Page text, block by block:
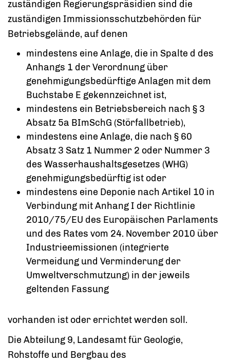
zuständigen Regierungspräsidien sind die
zuständigen Immissionsschutzbehörden für
Betriebsgelände, auf denen
mindestens eine Anlage, die in Spalte d des
Anhangs 1 der Verordnung über
genehmigungsbedürftige Anlagen mit dem
Buchstabe E gekennzeichnet ist,
mindestens ein Betriebsbereich nach § 3
Absatz 5a BImSchG (Störfallbetrieb),
mindestens eine Anlage, die nach § 60
Absatz 3 Satz 1 Nummer 2 oder Nummer 3
des Wasserhaushaltsgesetzes (WHG)
genehmigungsbedürftig ist oder
mindestens eine Deponie nach Artikel 10 in
Verbindung mit Anhang I der Richtlinie
2010/75/EU des Europäischen Parlaments
und des Rates vom 24. November 2010 über
Industrieemissionen (integrierte
Vermeidung und Verminderung der
Umweltverschmutzung) in der jeweils
geltenden Fassung
vorhanden ist oder errichtet werden soll.
Die Abteilung 9, Landesamt für Geologie,
Rohstoffe und Bergbau des